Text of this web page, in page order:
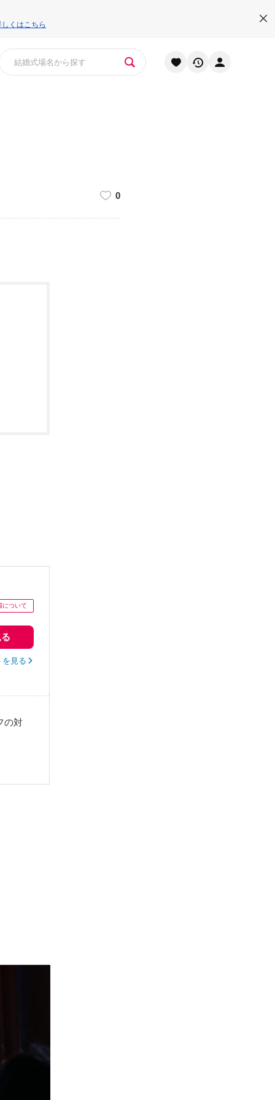
しくはこちら
0
を見る
の対